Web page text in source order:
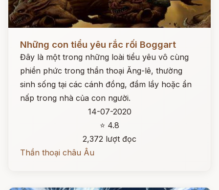
Những con tiểu yêu rắc rối Boggart
Đây là một trong những loài tiểu yêu vô cùng
phiền phức trong thần thoại Ăng-lê, thường
sinh sống tại các cánh đồng, đầm lầy hoặc ẩn
nấp trong nhà của con người.
14-07-2020
⭐ 4.8
2,372 lượt đọc
Thần thoại châu Âu